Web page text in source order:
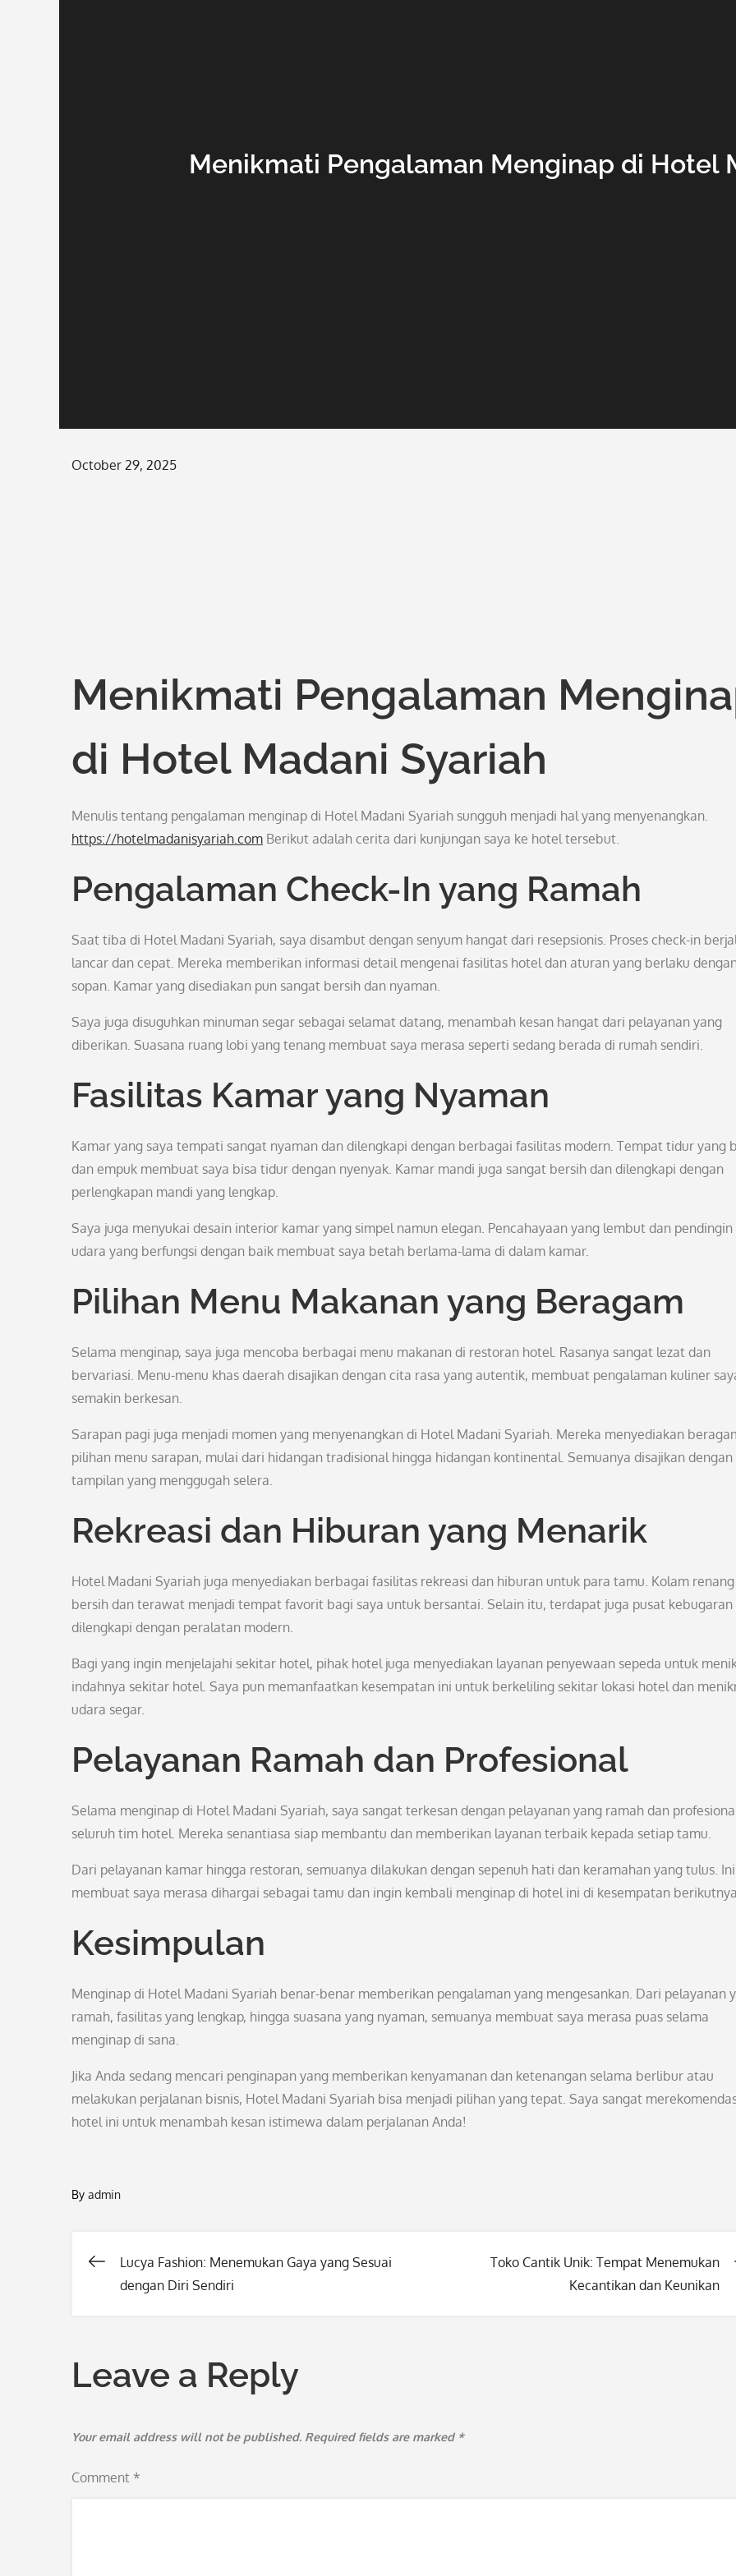
Menikmati Pengalaman Menginap di Hotel
Posted
October 29, 2025
Menikmati Pengalaman
di Hotel Madani Syariah
Menulis tentang pengalaman menginap di Hotel Madani Syariah sungguh menjadi hal yang menyenangkan.
https://hotelmadanisyariah.com Berikut adalah cerita dari kunjungan saya ke hotel tersebut.
Pengalaman Check-In yang Ramah
Saat tiba di Hotel Madani Syariah, saya disambut dengan senyum hangat dari resepsionis. Proses check-in
lancar dan cepat. Mereka memberikan informasi detail mengenai fasilitas hotel dan aturan yang berlaku
sopan. Kamar yang disediakan pun sangat bersih dan nyaman.
Saya juga disuguhkan minuman segar sebagai selamat datang, menambah kesan hangat dari pelayanan yang
diberikan. Suasana ruang lobi yang tenang membuat saya merasa seperti sedang berada di rumah sendiri.
Fasilitas Kamar yang Nyaman
Kamar yang saya tempati sangat nyaman dan dilengkapi dengan berbagai fasilitas modern. Tempat tidur yang
dan empuk membuat saya bisa tidur dengan nyenyak. Kamar mandi juga sangat bersih dan dilengkapi dengan
perlengkapan mandi yang lengkap.
Saya juga menyukai desain interior kamar yang simpel namun elegan. Pencahayaan yang lembut dan pendingin
udara yang berfungsi dengan baik membuat saya betah berlama-lama di dalam kamar.
Pilihan Menu Makanan yang Beragam
Selama menginap, saya juga mencoba berbagai menu makanan di restoran hotel. Rasanya sangat lezat dan
bervariasi. Menu-menu khas daerah disajikan dengan cita rasa yang autentik, membuat pengalaman kuliner
semakin berkesan.
Sarapan pagi juga menjadi momen yang menyenangkan di Hotel Madani Syariah. Mereka menyediakan
pilihan menu sarapan, mulai dari hidangan tradisional hingga hidangan kontinental. Semuanya disajikan dengan
tampilan yang menggugah selera.
Rekreasi dan Hiburan yang Menarik
Hotel Madani Syariah juga menyediakan berbagai fasilitas rekreasi dan hiburan untuk para tamu. Kolam
bersih dan terawat menjadi tempat favorit bagi saya untuk bersantai. Selain itu, terdapat juga pusat kebugaran
dilengkapi dengan peralatan modern.
Bagi yang ingin menjelajahi sekitar hotel, pihak hotel juga menyediakan layanan penyewaan sepeda untuk
indahnya sekitar hotel. Saya pun memanfaatkan kesempatan ini untuk berkeliling sekitar lokasi hotel dan
udara segar.
Pelayanan Ramah dan Profesional
Selama menginap di Hotel Madani Syariah, saya sangat terkesan dengan pelayanan yang ramah dan
seluruh tim hotel. Mereka senantiasa siap membantu dan memberikan layanan terbaik kepada setiap tamu.
Dari pelayanan kamar hingga restoran, semuanya dilakukan dengan sepenuh hati dan keramahan yang tulus. Ini
membuat saya merasa dihargai sebagai tamu dan ingin kembali menginap di hotel ini di kesempatan
Kesimpulan
Menginap di Hotel Madani Syariah benar-benar memberikan pengalaman yang mengesankan. Dari pelayanan
ramah, fasilitas yang lengkap, hingga suasana yang nyaman, semuanya membuat saya merasa puas selama
menginap di sana.
Jika Anda sedang mencari penginapan yang memberikan kenyamanan dan ketenangan selama berlibur atau
melakukan perjalanan bisnis, Hotel Madani Syariah bisa menjadi pilihan yang tepat. Saya sangat
hotel ini untuk menambah kesan istimewa dalam perjalanan Anda!
By admin
Post
Lucya Fashion: Menemukan Gaya yang Sesuai
dengan Diri Sendiri
Toko Cantik Unik: Tempat Menemukan
Kecantikan dan Keunikan
Leave a Reply
Your email address will not be published. Required fields are marked *
Comment *